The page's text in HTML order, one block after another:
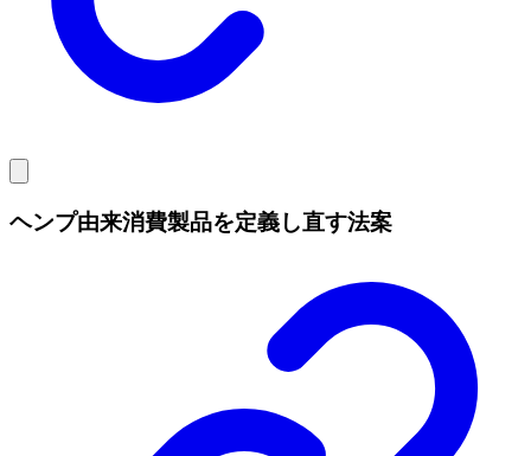
ヘンプ由来消費製品を定義し直す法案